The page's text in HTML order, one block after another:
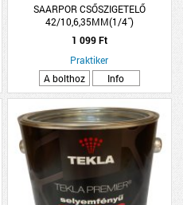
SAARPOR CSŐSZIGETELŐ
42/10,6,35MM(1/4˝)
1 099 Ft
Praktiker
A bolthoz
Info